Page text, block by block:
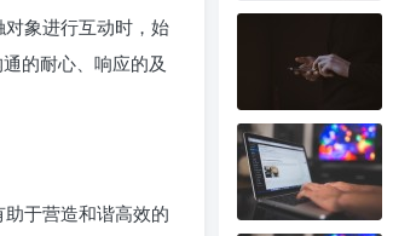
象进行互动时，始
的耐心、响应的及
于营造和谐高效的